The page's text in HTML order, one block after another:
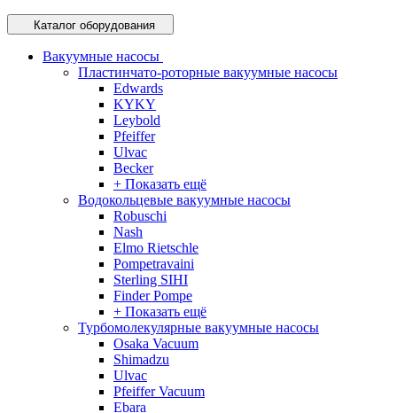
Каталог оборудования
Вакуумные насосы
Пластинчато-роторные вакуумные насосы
Edwards
KYKY
Leybold
Pfeiffer
Ulvac
Becker
+ Показать ещё
Водокольцевые вакуумные насосы
Robuschi
Nash
Elmo Rietschle
Pompetravaini
Sterling SIHI
Finder Pompe
+ Показать ещё
Турбомолекулярные вакуумные насосы
Osaka Vacuum
Shimadzu
Ulvac
Pfeiffer Vacuum
Ebara